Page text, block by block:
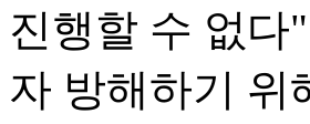
진행할 수 없다
자 방해하기 위